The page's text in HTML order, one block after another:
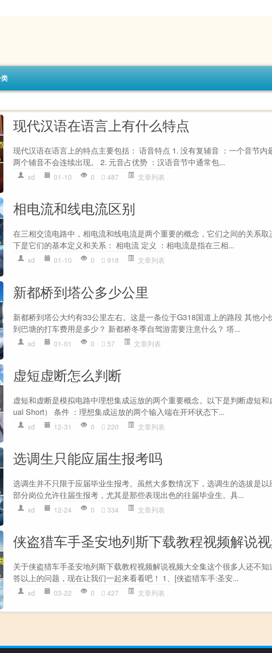
现代汉语在语言上有什么特点
现代汉语在语言上的特点主要包括： 语音特点 1. 没有复辅音 ：一个音节内
两个辅音不会连续出现。 2. 元音占优势 ：汉语音节中通常包...
xd 01-10 0 487 文章列表
相电流和线电流区别
在三相交流电路中，相电流和线电流是两个重要的概念，它们之间的关系
下是它们的基本定义和关系： 相电流 定义 ：相电流是指在三相...
xd 01-10 0 918 文章列表
新都桥到塔公多少公里
新都桥到塔公大约有33公里左右。这是一条位于G318国道上的路段 其他小
到巴塘的打车费用是多少？ 新都桥冬季自驾游需要注意什么？ 塔...
xd 01-01 0 57 文章列表
虚短虚断怎么判断
虚短和虚断是模拟电路中理想集成运放的两个重要概念。以下是判断虚短
ual Short） 条件 ：理想集成运放的两个输入端在开环状态下...
xd 12-31 0 220 文章列表
选调生只能应届生报考吗
选调生并不只限于应届毕业生报考。虽然大多数情况下，选调生的选拔是
部分岗位允许往届生报考，尤其是那些表现出色的往届毕业生。具...
xd 12-24 0 334 文章列表
侠盗猎车手圣安地列斯下载教程视频解说
关于侠盗猎车手圣安地列斯下载教程视频解说视频大全集这个很多人还不
答以上的问题，现在让我们一起来看看吧！ 1、[侠盗猎车手:圣安...
xd 03-22 0 427 文章列表